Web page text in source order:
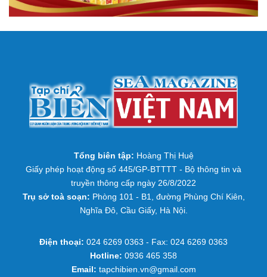
Tổng biên tập: Hoàng Thị Huệ
Giấy phép hoạt động số 445/GP-BTTTT - Bộ thông tin và
truyền thông cấp ngày 26/8/2022
Trụ sở toà soạn: Phòng 101 - B1, đường Phùng Chí Kiên,
Nghĩa Đô, Cầu Giấy, Hà Nội.
Điện thoại: 024 6269 0363 - Fax: 024 6269 0363
Hotline: 0936 465 358
Email: tapchibien.vn@gmail.com